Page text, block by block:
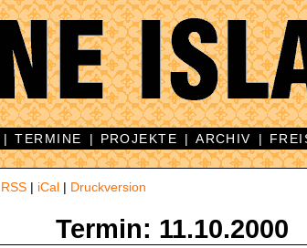
|TERMINE | PROJEKTE |ARCHIV |
RSS | iCal | Druckversion
Termin: 11.10.2000